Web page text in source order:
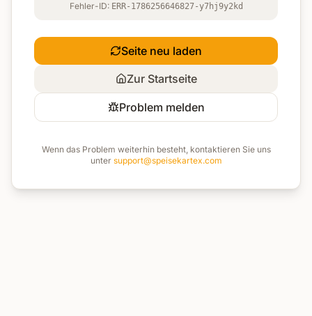
Fehler-ID: ERR-1786256646827-y7hj9y2kd
Seite neu laden
Zur Startseite
Problem melden
Wenn das Problem weiterhin besteht, kontaktieren Sie uns
unter support@speisekartex.com